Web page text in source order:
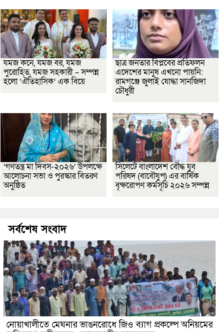
যমজ কনে, যমজ বর, যমজ
পুরোহিত, যমজ সহকারী – সম্পন্ন
হলো ‘ঐতিহাসিক’ এক বিয়ে
ছাত্র জনতার বিপ্লবের প্রতিফলন
এদেশের মানুষ এখনো পায়নি:
রামগঞ্জে জুলাই যোদ্ধা সানজিদা
চৌধুরী
‘গণতন্ত্র মা দিবস-২০২৬’ উপলক্ষে
আলোচনা সভা ও পুরস্কার বিতরণ
অনুষ্ঠিত
সিলেটে বাংলাদেশ বৌদ্ধ যুব
পরিষদ (বাবৌযুপ) এর বার্ষিক
বৃক্ষরোপণ কর্মসূচি ২০২৬ সম্পন্ন
সর্বশেষ সংবাদ
নোয়াখালীতে মেঘনার ভাঙনরোধে জিও ব্যাগ প্রকল্পে অনিয়মের